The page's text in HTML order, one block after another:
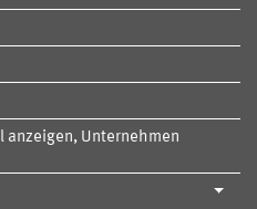
anzeigen, Unternehmen